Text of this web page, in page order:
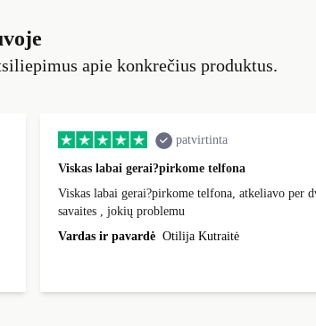
apie konkrečius produktus.
patvirtinta
Viskas labai gerai?pirkome telfona
Viskas labai gerai?pirkome telfona, atkeliavo per
savaites , jokių problemu
Vardas ir pavardė Otilija Kutraitė